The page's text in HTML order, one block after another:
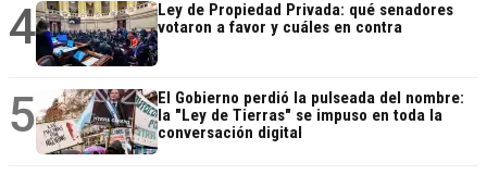
4
Ley de Propiedad Privada: qué senadores
votaron a favor y cuáles en contra
5
El Gobierno perdió la pulseada del nombre:
la "Ley de Tierras" se impuso en toda la
conversación digital